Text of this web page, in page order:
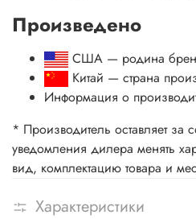
Произведено
США — родина
Китай — страна
Информация о
* Производитель оставляет за
уведомления дилера менять
вид, комплектацию товара и
Характеристики